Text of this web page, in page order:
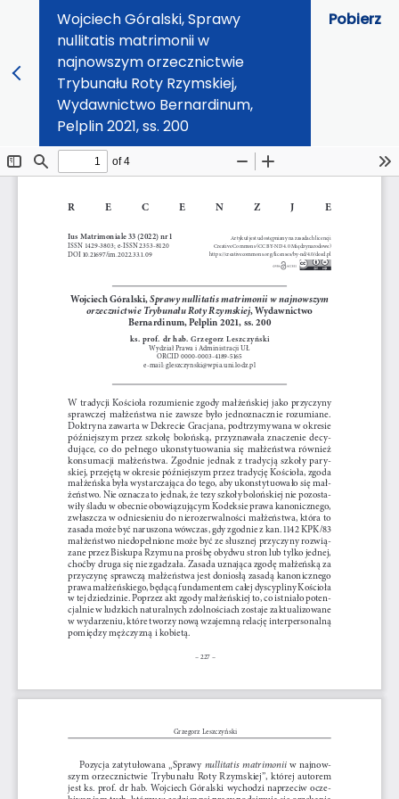
Wojciech Góralski, Sprawy
nullitatis matrimonii w
najnowszym orzecznictwie
Trybunału Roty Rzymskiej,
Wydawnictwo Bernardinum,
Pelplin 2021, ss. 200
Pobierz